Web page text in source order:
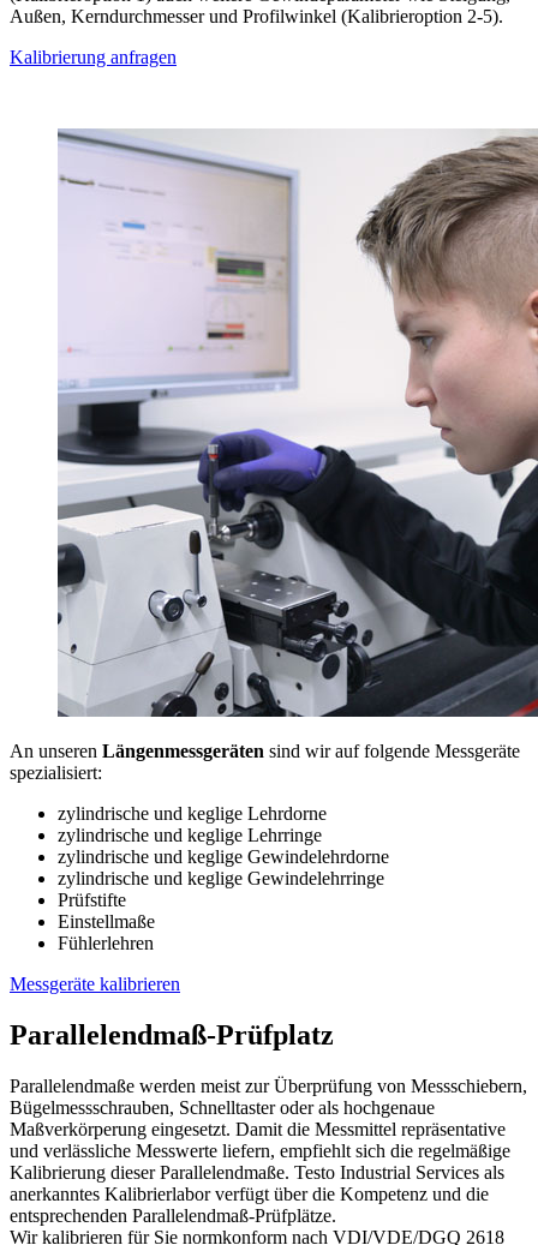
Außen, Kerndurchmesser und Profilwinkel (Kalibrieroption 2-5).
Kalibrierung anfragen
An unseren Längenmessgeräten sind wir auf folgende Messgeräte
spezialisiert:
zylindrische und keglige Lehrdorne
zylindrische und keglige Lehrringe
zylindrische und keglige Gewindelehrdorne
zylindrische und keglige Gewindelehrringe
Prüfstifte
Einstellmaße
Fühlerlehren
Messgeräte kalibrieren
Parallelendmaß-Prüfplatz
Parallelendmaße werden meist zur Überprüfung von Messschiebern,
Bügelmessschrauben, Schnelltaster oder als hochgenaue
Maßverkörperung eingesetzt. Damit die Messmittel repräsentative
und verlässliche Messwerte liefern, empfiehlt sich die regelmäßige
Kalibrierung dieser Parallelendmaße. Testo Industrial Services als
anerkanntes Kalibrierlabor verfügt über die Kompetenz und die
entsprechenden Parallelendmaß-Prüfplätze.
Wir kalibrieren für Sie normkonform nach VDI/VDE/DGQ 2618